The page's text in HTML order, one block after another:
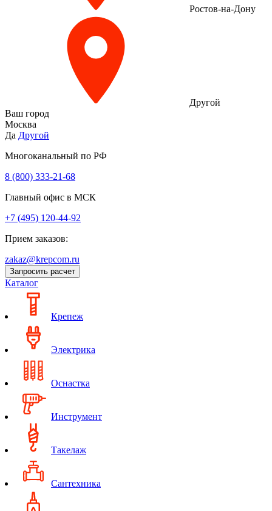
Ростов-на-Дону
Другой
Ваш город
Москва
Да Другой
Многоканальный по РФ
8 (800) 333‑21-68
Главный офис в МСК
+7 (495) 120-44-92
Прием заказов:
zakaz@krepcom.ru
Запросить расчет
Каталог
Крепеж
Электрика
Оснастка
Инструмент
Такелаж
Сантехника